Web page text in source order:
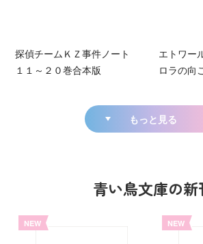
探偵チームＫＺ事件ノート
１１～２０巻合本版
エトワー
ロラの向
もっと見る
青い鳥文庫の新
NEW NEW